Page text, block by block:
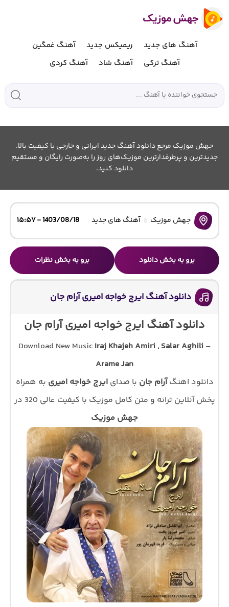
آهنگ های جدید ریمیکس جدید
آهنگ غمگین
آهنگ ترکی
آهنگ شاد آهنگ کردی
جهش موزیک مرجع دانلود آهنگ جدید ایرانی و خارجی با کیفیت بالا.
جدیدترین و پرطرفدارترین موزیک‌های روز را به‌صورت رایگان و مستقیم
دانلود کنید.
جهش موزیک آهنگ های جدید 1403/08/18 - ۱۵:۵۷
برو به بخش دانلود برو به بخش نظرات
دانلود آهنگ ایرج خواجه امیری آرام جان
دانلود آهنگ ایرج خواجه امیری آرام جان
Download New Music Iraj Khajeh Amiri , Salar Aghili –
Arame Jan
دانلود اهنگآرام جان با صدایایرج خواجه امیری به همراه
پخش آنلاین ترانه و متن کامل موزیک با کیفیت عالی 320 در
جهش موزیک